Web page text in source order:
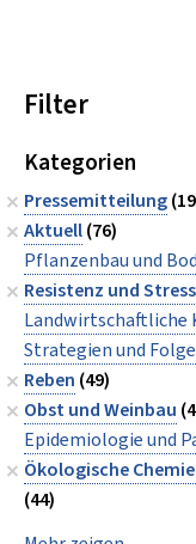
Filter
Kategorien
Pressemitteilung
Aktuell(76)
Pflanzenbau und
Resistenz und
Landwirtschaftliche
Strategien und
Reben (49)
Obst und Weinbau
Epidemiologie und
Ökologische
(44)